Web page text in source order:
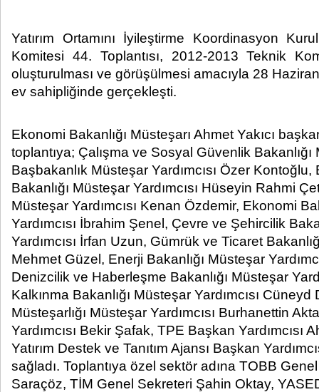
Yatırım Ortamını İyileştirme Koordinasyon
Komitesi 44. Toplantısı, 2012-2013 Teknik
oluşturulması ve görüşülmesi amacıyla 28
ev sahipliğinde gerçekleşti.​ ​
Ekonomi Bakanlığı Müsteşarı Ahmet Yakıcı
toplantıya; Çalışma ve Sosyal Güvenlik Bakanlığı
Başbakanlık Müsteşar Yardımcısı Özer
Bakanlığı Müsteşar Yardımcısı Hüseyin Rahmi
Müsteşar Yardımcısı Kenan Özdemir, Ekonomi
Yardımcısı İbrahim Şenel, Çevre ve Şehircilik
Yardımcısı İrfan Uzun, Gümrük ve Ticaret
Mehmet Güzel, Enerji Bakanlığı Müsteşar
Denizcilik ve Haberleşme Bakanlığı Müsteşar
Kalkınma Bakanlığı Müsteşar Yardımcısı
Müsteşarlığı Müsteşar Yardımcısı Burhanettin
Yardımcısı Bekir Şafak, TPE Başkan Yardımcısı
Yatırım Destek ve Tanıtım Ajansı Başkan
sağladı. Toplantıya özel sektör adına TOBB
Saraçöz, TİM Genel Sekreteri Şahin Oktay,